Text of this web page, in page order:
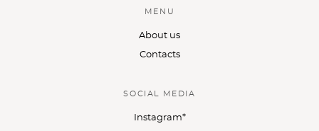
MENU
About us
Contacts
SOCIAL MEDIA
Instagram*